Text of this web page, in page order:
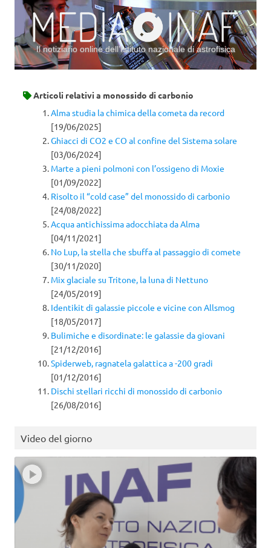
Il notiziario online dell’Istituto nazionale di astrofisica
Articoli relativi a monossido di carbonio
Alma studia la chimica della cometa da record
[19/06/2025]
Ghiacci di CO2 e CO al confine del Sistema solare
[03/06/2024]
Marte a pieni polmoni con l’ossigeno di Moxie
[01/09/2022]
Risolto il “cold case” del monossido di carbonio
[24/08/2022]
Acqua antichissima adocchiata da Alma
[04/11/2021]
No Lup, la stella che sbuffa al passaggio di comete
[30/11/2020]
Mix glaciale su Tritone, la luna di Nettuno
[24/05/2019]
Identikit di galassie piccole e vicine con Allsmog
[18/05/2017]
Bulimiche e disordinate: le galassie da giovani
[21/12/2016]
Spiderweb, ragnatela galattica a -200 gradi
[01/12/2016]
Dischi stellari ricchi di monossido di carbonio
[26/08/2016]
Video del giorno